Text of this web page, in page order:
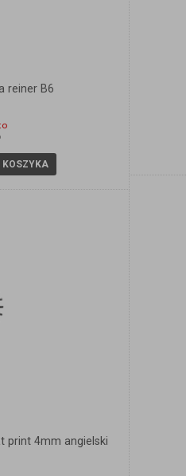
reiner B6
KOSZYKA
print 4mm angielski